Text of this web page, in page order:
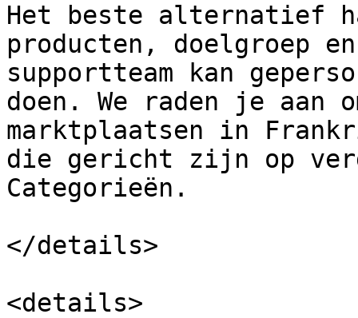
Het beste alternatief
producten, doelgroep
supportteam kan
doen. We raden je aan
marktplaatsen in
die gericht zijn op
Categorieën.
</details>
<details>